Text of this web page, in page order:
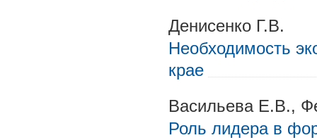
Денисенко Г.В.
Необходимость
крае
Васильева Е.В.,
Роль лидера в